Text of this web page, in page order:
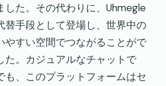
した。その代わりに、Uhmegle
替手段として登場し、世界中の
やすい空間でつながることがで
た。カジュアルなチャットで
も、このプラットフォームはセ